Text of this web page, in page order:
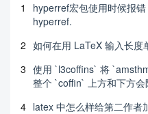
1
hyperref宏包使用时候报
hyperref.
2 如何在用 LaTeX 输入长度
3 使用 `l3coffins` 将
整个 `coffin` 上方和下方
4 latex 中怎么样给第二作者